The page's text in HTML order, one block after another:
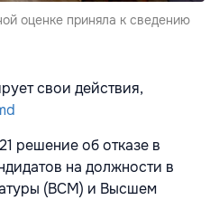
оценке приняла к сведению
свои действия,
решение об отказе в
на должности в
(ВСМ) и Высшем